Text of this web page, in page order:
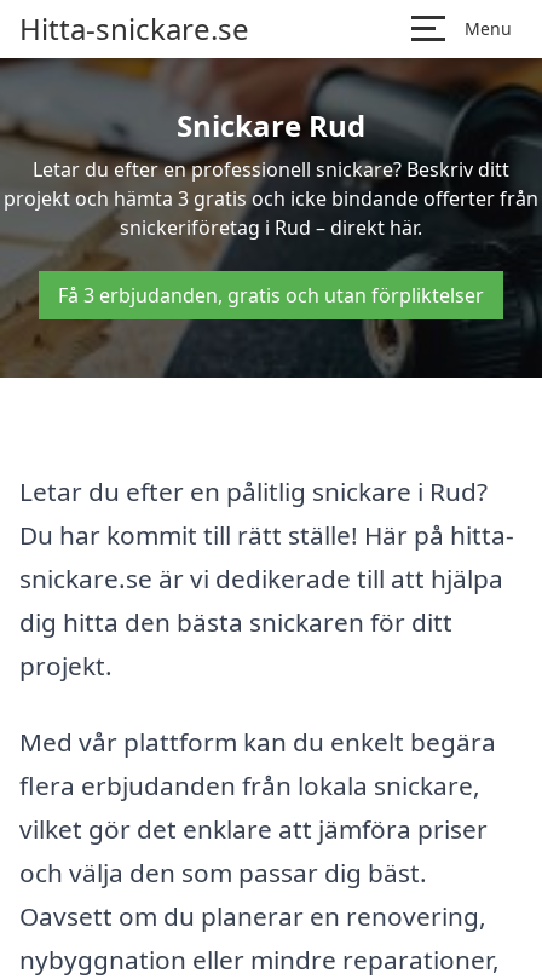
Hitta-snickare.se Menu
Snickare Rud
Letar du efter en professionell snickare? Beskriv ditt
projekt och hämta 3 gratis och icke bindande offerter från
snickeriföretag i Rud – direkt här.
Få 3 erbjudanden, gratis och utan förpliktelser
Letar du efter en pålitlig snickare i Rud?
Du har kommit till rätt ställe! Här på hitta-
snickare.se är vi dedikerade till att hjälpa
dig hitta den bästa snickaren för ditt
projekt.
Med vår plattform kan du enkelt begära
flera erbjudanden från lokala snickare,
vilket gör det enklare att jämföra priser
och välja den som passar dig bäst.
Oavsett om du planerar en renovering,
nybyggnation eller mindre reparationer,